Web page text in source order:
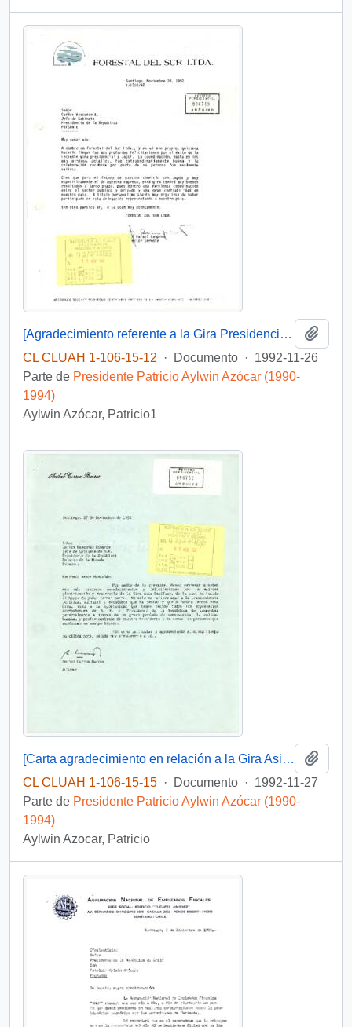
[Agradecimiento referente a la Gira Presidencial a Japón de Forestal del Sur Ltda.]
CL CLUAH 1-106-15-12
· Documento · 1992-11-26
Parte de Presidente Patricio Aylwin Azócar (1990-
1994)
Aylwin Azócar, Patricio1
[Carta agradecimiento en relación a la Gira Asia-Pacífico]
CL CLUAH 1-106-15-15 · Documento · 1992-11-27
Parte de Presidente Patricio Aylwin Azócar (1990-
1994)
Aylwin Azocar, Patricio